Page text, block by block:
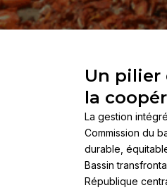
Un pilier
la
La gestion
Commission du
durable,
Bassin
République